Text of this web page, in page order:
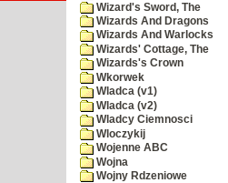
Wizard's Sword, The
Wizards And Dragons
Wizards And Warlocks
Wizards' Cottage, The
Wizards's Crown
Wkorwek
Wladca (v1)
Wladca (v2)
Wladcy Ciemnosci
Wloczykij
Wojenne ABC
Wojna
Wojny Rdzeniowe